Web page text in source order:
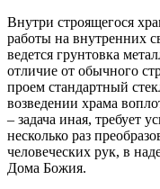
Внутри строящегося
работы на внутренних
ведется грунтовка
отличие от обычного
проем стандартный
возведении храма
– задача иная, требует
несколько раз
человеческих рук, в
Дома Божия.